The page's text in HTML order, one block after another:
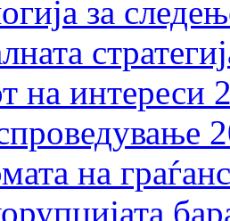
за
на интереси
на